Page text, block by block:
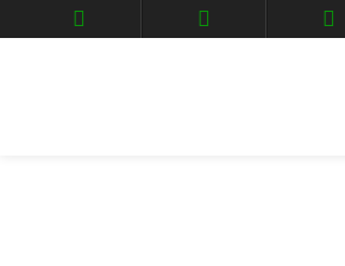
Главная
Авто аукционы